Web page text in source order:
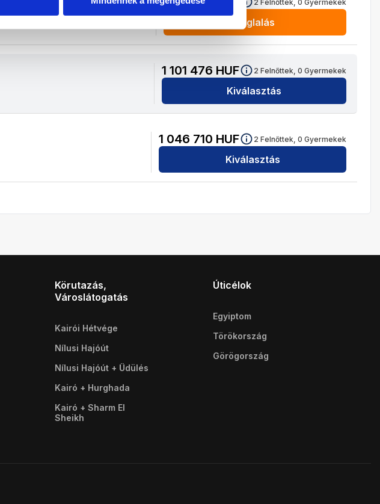
2 Felnőttek, 0 Gyermekek
Foglalás
1 101 476 HUF 2 Felnőttek, 0 Gyermekek
Kiválasztás
1 046 710 HUF 2 Felnőttek, 0 Gyermekek
Kiválasztás
Körutazás,
Városlátogatás
Kairói Hétvége
Nílusi Hajóút
Nílusi Hajóút + Üdülés
Kairó + Hurghada
Kairó + Sharm El
Sheikh
Úticélok
Egyiptom
Törökország
Görögország